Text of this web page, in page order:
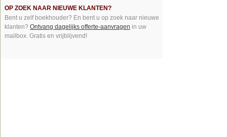
OP ZOEK NAAR NIEUWE KLANTEN?
Bent u zelf boekhouder? En bent u op zoek naar nieuwe
klanten? Ontvang dagelijks offerte-aanvragen in uw
mailbox. Gratis en vrijblijvend!